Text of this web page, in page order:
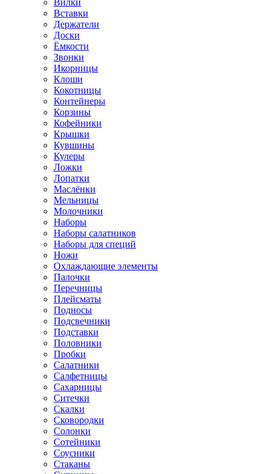
Вилки
Вставки
Держатели
Доски
Ёмкости
Звонки
Икорницы
Клоши
Кокотницы
Контейнеры
Корзины
Кофейники
Крышки
Кувшины
Кулеры
Ложки
Лопатки
Маслёнки
Мельницы
Молочники
Наборы
Наборы салатников
Наборы для специй
Ножи
Охлаждающие элементы
Палочки
Перечницы
Плейсматы
Подносы
Подсвечники
Подставки
Половники
Пробки
Салатники
Салфетницы
Сахарницы
Ситечки
Скалки
Сковородки
Солонки
Сотейники
Соусники
Стаканы